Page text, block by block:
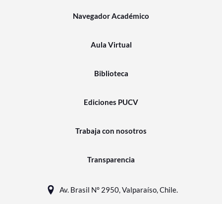
Navegador Académico
Aula Virtual
Biblioteca
Ediciones PUCV
Trabaja con nosotros
Transparencia
Av. Brasil N° 2950, Valparaíso, Chile.